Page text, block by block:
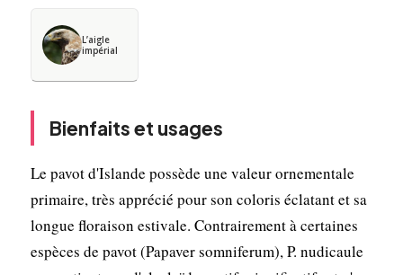
L’aigle
impérial
Bienfaits et usages
Le pavot d'Islande possède une valeur ornementale
primaire, très apprécié pour son coloris éclatant et sa
longue floraison estivale. Contrairement à certaines
espèces de pavot (Papaver somniferum), P. nudicaule